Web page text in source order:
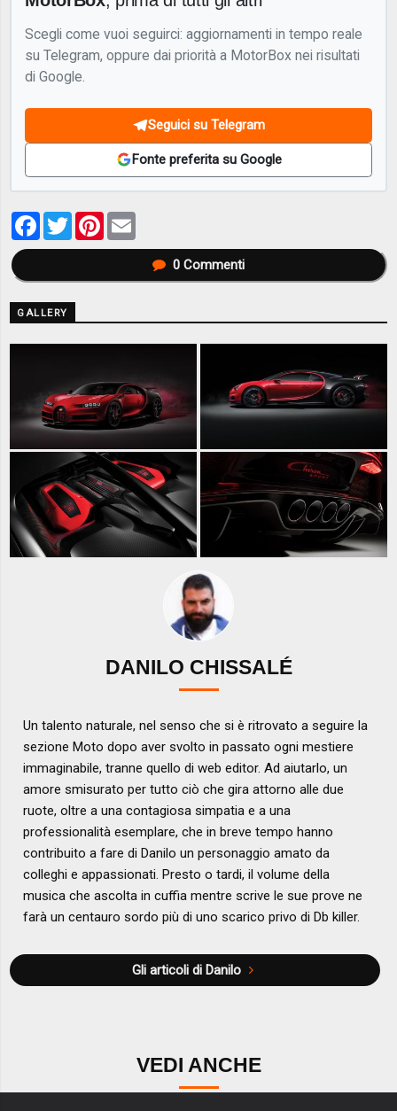
Scegli come vuoi seguirci: aggiornamenti in tempo reale
su Telegram, oppure dai priorità a MotorBox nei risultati
di Google.
Seguici su Telegram
Fonte preferita su Google
Facebook
TwitterPinterest
0Commenti
GALLERY
DANILO CHISSALÉ
Un talento naturale, nel senso che si è ritrovato a seguire la
sezione Moto dopo aver svolto in passato ogni mestiere
immaginabile, tranne quello di web editor. Ad aiutarlo, un
amore smisurato per tutto ciò che gira attorno alle due
ruote, oltre a una contagiosa simpatia e a una
professionalità esemplare, che in breve tempo hanno
contribuito a fare di Danilo un personaggio amato da
colleghi e appassionati. Presto o tardi, il volume della
musica che ascolta in cuffia mentre scrive le sue prove ne
farà un centauro sordo più di uno scarico privo di Db killer.
Gli articoli di Danilo
VEDI ANCHE